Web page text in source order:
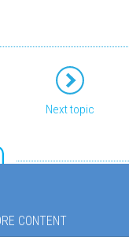
Next topic
CONTENT